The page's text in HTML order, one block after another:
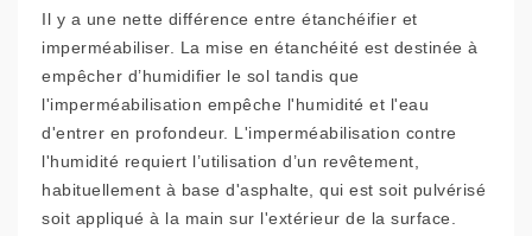
Il y a une nette différence entre étanchéifier et
imperméabiliser. La mise en étanchéité est destinée à
empêcher d’humidifier le sol tandis que
l'imperméabilisation empêche l'humidité et l'eau
d'entrer en profondeur. L'imperméabilisation contre
l'humidité requiert l’utilisation d’un revêtement,
habituellement à base d'asphalte, qui est soit pulvérisé
soit appliqué à la main sur l'extérieur de la surface.